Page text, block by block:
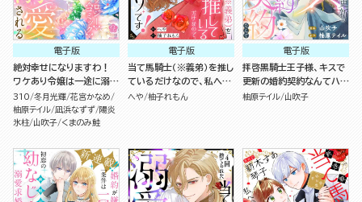
電子版
絶対幸せになりますわ！
ワケあり令嬢は一途に溺愛
される アンソロジーコミッ
ク
310 冬月光輝 花宮かなめ
柚原テイル 凪浜なずず 陽炎
氷柱 山吹子 くまのみ鮭
電子版
当て馬騎士（※義弟）を推し
ているだけなので、私への
溺愛はお断りです！（分冊
へや 柚子れもん
電子版
拝啓黒騎士王子様、キスで
更新の婚約契約なんてハー
ドル激高です！（単話版）
柚原テイル 山吹子